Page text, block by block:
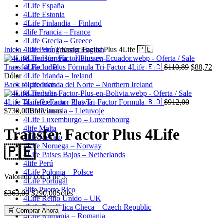
4Life España
4Life Estonia
4Life Finlandia – Finland
4life Francia – France
4Life Grecia – Greece
4Life Hong Kong English
4Life Hungría – Hungary
4Life India
4Life Irlanda – Ireland
4Life Irlanda del Norte – Northern Ireland
4Life Italia
4Life Letonia – Latvia
4Life Lituania – Lietuvoje
4Life Luxemburgo – Luxembourg
4life Malta
4life México
4Life Noruega – Norway
4Life Paises Bajos – Netherlands
4life Perú
4Life Polonia – Polsce
4Life Portugal
4life Puerto Rico
4Life Reino Unido – UK
4Life República Checa – Czech Republic
4Life Rumania – Romania
Inicio 4life PerúTransfer Factor Plus 4Life 🇵🇪
Transfer Factor Plus Fórmula Tri-Factor 4Life 🇪🇨 $110,89 El
era:
$88,72
Dólar
Back to products
4Life Transfer Factor Plus Tri-Factor Formula 🇧🇴 $912,00El
$730,00El
precio
actual
es:
$730,00.
Bolivianos
Transfer Factor Plus 4Life
🇵🇪
Valorado con5de 5
$363,00El
precio
original
$290,00El
precio
actual
Soles
🛒 Comprar Ahora